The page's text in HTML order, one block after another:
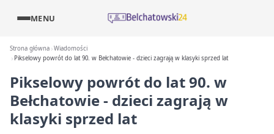
MENU
Strona główna Wiadomości
Pikselowy powrót do lat 90. w Bełchatowie - dzieci zagrają w klasyki sprzed lat
Pikselowy powrót do lat 90. w
Bełchatowie - dzieci zagrają w
klasyki sprzed lat